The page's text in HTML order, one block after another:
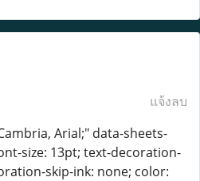
แจ้งลบ
Arial;" data-sheets-
size: 13pt; text-decoration-
skip-ink: none; color: